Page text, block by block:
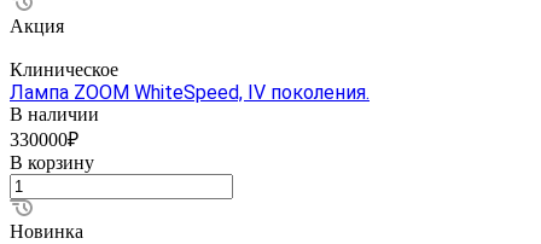
Акция
Клиническое
Лампа ZOOM WhiteSpeed, IV поколения.
В наличии
330000₽
В корзину
Новинка